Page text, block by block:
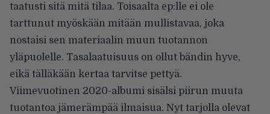
taatusti sitä mitä tilaa. Toisaalta ep:lle ei ole
tarttunut myöskään mitään mullistavaa, joka
nostaisi sen materiaalin muun tuotannon
yläpuolelle. Tasalaatuisuus on ollut bändin hyve,
eikä tälläkään kertaa tarvitse pettyä.
Viimevuotinen 2020-albumi sisälsi piirun muuta
tuotantoa jämerämpää ilmaisua. Nyt tarjolla olevat